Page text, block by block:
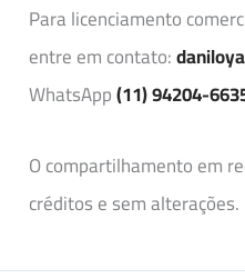
Para licenciamento
entre em contato:
WhatsApp(11) 94204-
O compartilhamento em
créditos e sem alterações.